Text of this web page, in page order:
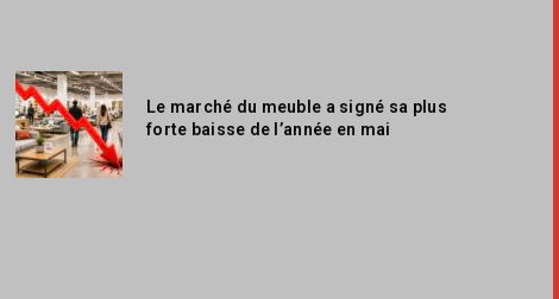
Le marché du meuble a signé sa plus
forte baisse de l’année en mai